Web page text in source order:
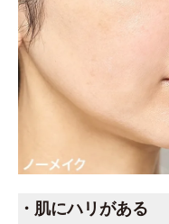
・肌にハリがある